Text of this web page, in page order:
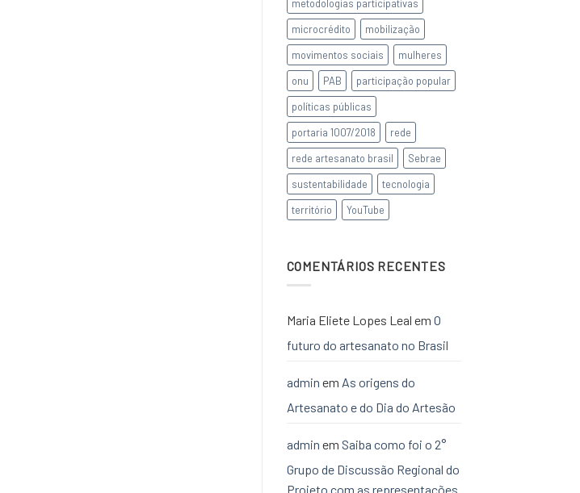
metodologias participativas
microcrédito
mobilização
movimentos sociais
mulheres
onu
PAB
participação popular
políticas públicas
portaria 1007/2018
rede
rede artesanato brasil
Sebrae
sustentabilidade
tecnologia
território
YouTube
COMENTÁRIOS RECENTES
Maria Eliete Lopes Leal em O
futuro do artesanato no Brasil
admin em As origens do
Artesanato e do Dia do Artesão
admin em Saiba como foi o 2°
Grupo de Discussão Regional do
Projeto com as representações